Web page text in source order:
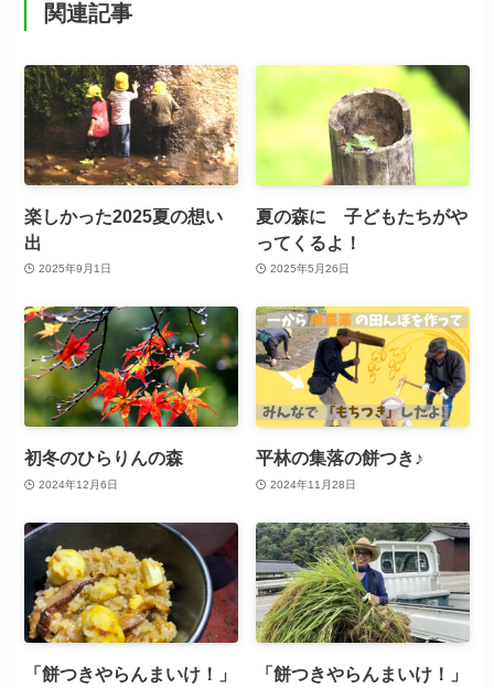
関連記事
楽しかった2025夏の想い
出
2025年9月1日
夏の森に 子どもたちがや
ってくるよ！
2025年5月26日
初冬のひらりんの森
2024年12月6日
平林の集落の餅つき♪
2024年11月28日
「餅つきやらんまいけ！」
「餅つきやらんまいけ！」